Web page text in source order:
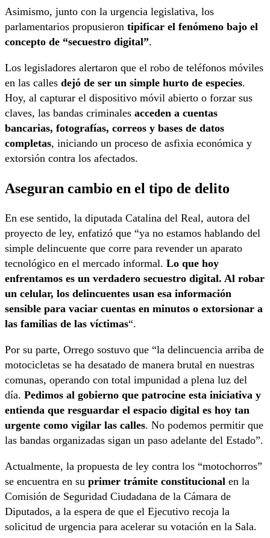
Asimismo, junto con la urgencia legislativa, los
parlamentarios propusieron tipificar el fenómeno bajo el
concepto de “secuestro digital”.
Los legisladores alertaron que el robo de teléfonos móviles
en las calles dejó de ser un simple hurto de especies.
Hoy, al capturar el dispositivo móvil abierto o forzar sus
claves, las bandas criminales acceden a cuentas
bancarias, fotografías, correos y bases de datos
completas, iniciando un proceso de asfixia económica y
extorsión contra los afectados.
Aseguran cambio en el tipo de delito
En ese sentido, la diputada Catalina del Real, autora del
proyecto de ley, enfatizó que “ya no estamos hablando del
simple delincuente que corre para revender un aparato
tecnológico en el mercado informal. Lo que hoy
enfrentamos es un verdadero secuestro digital. Al robar
un celular, los delincuentes usan esa información
sensible para vaciar cuentas en minutos o extorsionar a
las familias de las víctimas“.
Por su parte, Orrego sostuvo que “la delincuencia arriba de
motocicletas se ha desatado de manera brutal en nuestras
comunas, operando con total impunidad a plena luz del
día. Pedimos al gobierno que patrocine esta iniciativa y
entienda que resguardar el espacio digital es hoy tan
urgente como vigilar las calles. No podemos permitir que
las bandas organizadas sigan un paso adelante del Estado”.
Actualmente, la propuesta de ley contra los “motochorros”
se encuentra en su primer trámite constitucional en la
Comisión de Seguridad Ciudadana de la Cámara de
Diputados, a la espera de que el Ejecutivo recoja la
solicitud de urgencia para acelerar su votación en la Sala.